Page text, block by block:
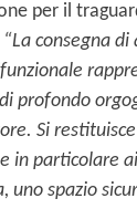
per il
“La consegna di
profondo
Si
in particolare
uno spazio